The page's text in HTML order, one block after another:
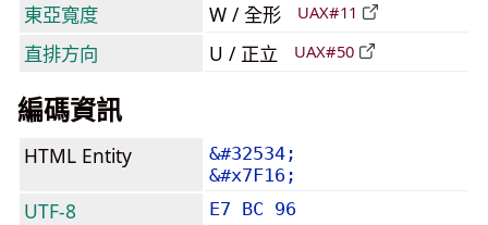
東亞寬度
W / 全形 UAX#11
直排方向 U / 正立 UAX#50
編碼資訊
HTML Entity
&#32534;
&#x7F16;
UTF-8 E7 BC 96